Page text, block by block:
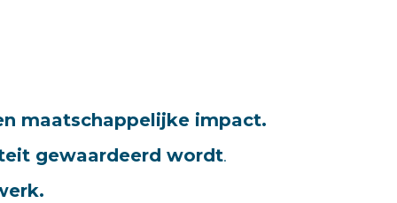
maatschappelijke impact.
gewaardeerd wordt.